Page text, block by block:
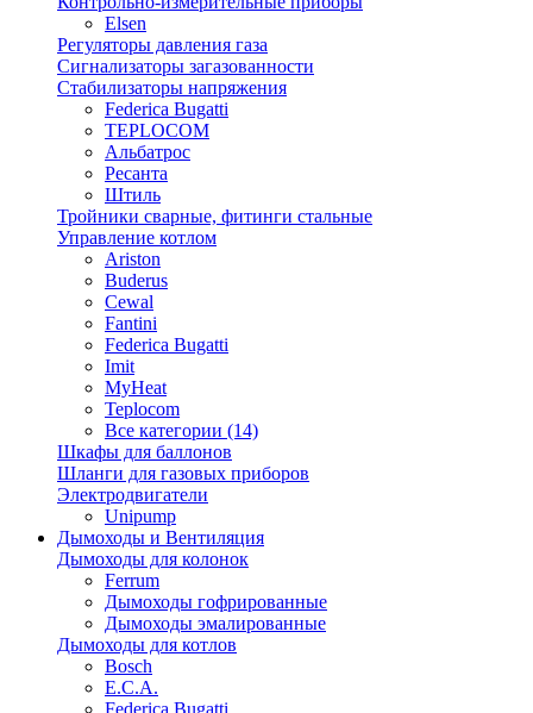
Elsen
Регуляторы давления газа
Сигнализаторы загазованности
Стабилизаторы напряжения
Federica Bugatti
TEPLOCOM
Альбатрос
Ресанта
Штиль
Тройники сварные, фитинги стальные
Управление котлом
Ariston
Buderus
Cewal
Fantini
Federica Bugatti
Imit
MyHeat
Teplocom
Все категории (14)
Шкафы для баллонов
Шланги для газовых приборов
Электродвигатели
Unipump
Дымоходы и Вентиляция
Дымоходы для колонок
Ferrum
Дымоходы гофрированные
Дымоходы эмалированные
Дымоходы для котлов
Bosch
E.C.A.
Federica Bugatti